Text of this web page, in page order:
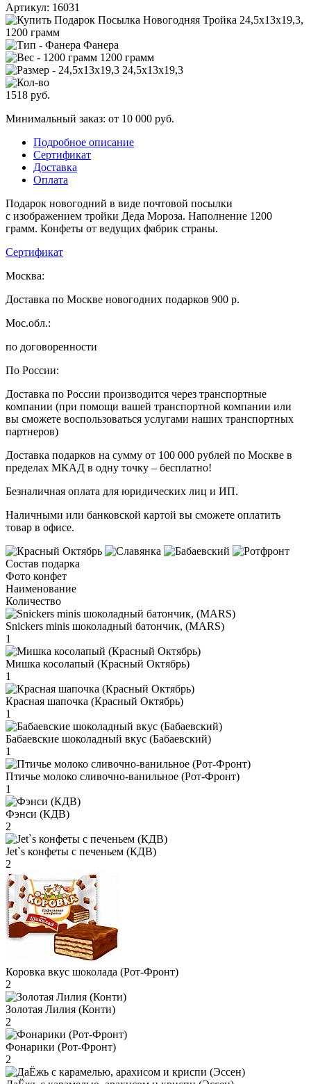
Артикул: 16031
Фанера
1200 грамм
24,5x13x19,3
1518 руб.
Минимальный заказ: от 10 000 руб.
Подробное описание
Сертификат
Доставка
Оплата
Подарок новогодний в виде почтовой посылки
с изображением тройки Деда Мороза. Наполнение 1200
грамм. Конфеты от ведущих фабрик страны.
Сертификат
Москва:
Доставка по Москве новогодних подарков 900 р.
Мос.обл.:
по договоренности
По России:
Доставка по России производится через транспортные
компании (при помощи вашей транспортной компании или
вы сможете воспользоваться услугами наших транспортных
партнеров)
Доставка подарков на сумму от 100 000 рублей по Москве в
пределах МКАД в одну точку – бесплатно!
Безналичная оплата для юридических лиц и ИП.
Наличными или банковской картой вы сможете оплатить
товар в офисе.
Состав подарка
Фото конфет
Наименование
Количество
Snickers minis шоколадный батончик, (MARS)
1
Мишка косолапый (Красный Октябрь)
1
Красная шапочка (Красный Октябрь)
1
Бабаевские шоколадный вкус (Бабаевский)
1
Птичье молоко сливочно-ванильное (Рот-Фронт)
1
Фэнси (КДВ)
2
Jet`s конфеты с печеньем (КДВ)
2
Коровка вкус шоколада (Рот-Фронт)
2
Золотая Лилия (Конти)
2
Фонарики (Рот-Фронт)
2